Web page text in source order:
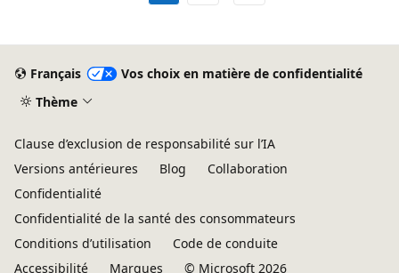
Français
Vos choix en matière de confidentialité
Thème
Clause d’exclusion de responsabilité sur l’IA
Versions antérieures
Blog
Collaboration
Confidentialité
Confidentialité de la santé des consommateurs
Conditions d’utilisation
Code de conduite
Accessibilité
Marques © Microsoft 2026